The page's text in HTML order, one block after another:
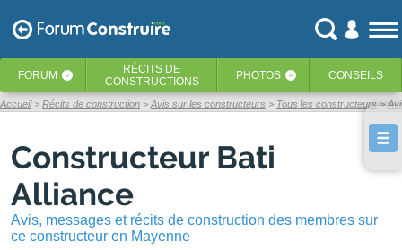
FORUM ‹ RÉCITS DE
CONSTRUCTIONS
PHOTOS ‹ CONSEILS
Accueil Récits de construction Avis sur les constructeurs Tous les constructeurs
Constructeur Bati
Alliance
Avis, messages et récits de construction des membres sur
ce constructeur en Mayenne